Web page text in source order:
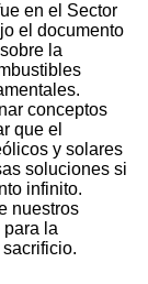
en el Sector
el documento
la
conceptos
que el
y solares
soluciones si
infinito.
nuestros
la